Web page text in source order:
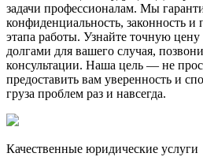
задачи профессионалам. Мы
конфиденциальность, законность и
этапа работы. Узнайте точную
долгами для вашего случая,
консультации. Наша цель — не
предоставить вам уверенность и
груза проблем раз и навсегда.
Качественные юридические услуги